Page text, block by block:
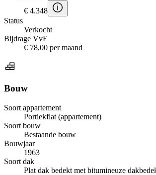
€ 4.348
Status
Verkocht
Bijdrage VvE
€ 78,00 per maand
Bouw
Soort appartement
Portiekflat (appartement)
Soort bouw
Bestaande bouw
Bouwjaar
1963
Soort dak
Plat dak bedekt met bitumineuze